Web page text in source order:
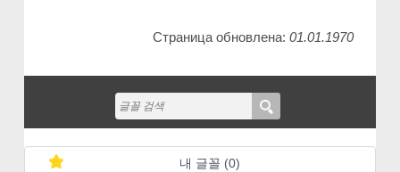
Страница обновлена: 01.01.1970
내 글꼴 (0)